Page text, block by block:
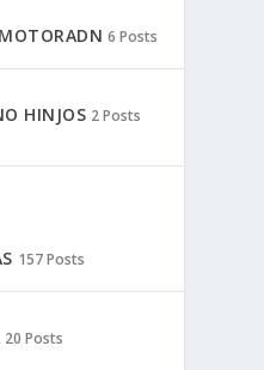
6 Posts
HINJOS 2 Posts
157 Posts
20 Posts